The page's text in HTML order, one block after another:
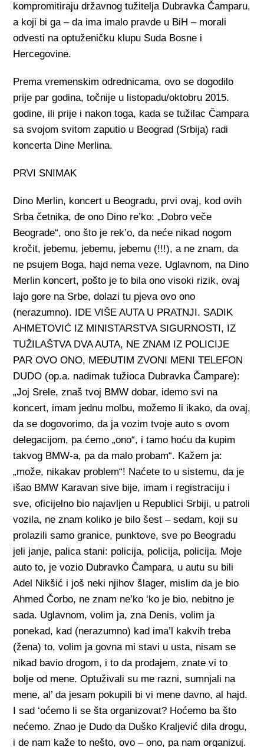
kompromitiraju državnog tužitelja Dubravka Čamparu,
a koji bi ga – da ima imalo pravde u BiH – morali
odvesti na optuženičku klupu Suda Bosne i
Hercegovine.
Prema vremenskim odrednicama, ovo se dogodilo
prije par godina, točnije u listopadu/oktobru 2015.
godine, ili prije i nakon toga, kada se tužilac Čampara
sa svojom svitom zaputio u Beograd (Srbija) radi
koncerta Dine Merlina.
PRVI SNIMAK
Dino Merlin, koncert u Beogradu, prvi ovaj, kod ovih
Srba četnika, đe ono Dino re’ko: „Dobro veče
Beograde“, ono što je rek’o, da neće nikad nogom
kročit, jebemu, jebemu, jebemu (!!!), a ne znam, da
ne psujem Boga, hajd nema veze. Uglavnom, na Dino
Merlin koncert, pošto je to bila ono visoki rizik, ovaj
lajo gore na Srbe, dolazi tu pjeva ovo ono
(nerazumno). IDE VIŠE AUTA U PRATNJI. SADIK
AHMETOVIĆ IZ MINISTARSTVA SIGURNOSTI, IZ
TUŽILAŠTVA DVA AUTA, NE ZNAM IZ POLICIJE
PAR OVO ONO, MEĐUTIM ZVONI MENI TELEFON
DUDO (op.a. nadimak tužioca Dubravka Čampare):
„Joj Srele, znaš tvoj BMW dobar, idemo svi na
koncert, imam jednu molbu, možemo li ikako, da ovaj,
da se dogovorimo, da ja vozim tvoje auto s ovom
delegacijom, pa ćemo „ono“, i tamo hoću da kupim
takvog BMW-a, pa da malo probam“. Kažem ja:
„može, nikakav problem“! Naćete to u sistemu, da je
išao BMW Karavan sive bije, imam i registraciju i
sve, oficijelno bio najavljen u Republici Srbiji, u patroli
vozila, ne znam koliko je bilo šest – sedam, koji su
prolazili samo granice, punktove, sve po Beogradu
jeli janje, palica stani: policija, policija, policija. Moje
auto to, je vozio Dubravko Čampara, u autu su bili
Adel Nikšić i još neki njihov šlager, mislim da je bio
Ahmed Čorbo, ne znam ne’ko ‘ko je bio, nebitno je
sada. Uglavnom, volim ja, zna Denis, volim ja
ponekad, kad (nerazumno) kad ima’l kakvih treba
(žena) to, volim ja govna mi stavi u usta, nisam se
nikad bavio drogom, i to da prodajem, znate vi to
bolje od mene. Optuživali su me razni, sumnjali na
mene, al’ da jesam pokupili bi vi mene davno, al hajd.
I sad ‘oćemo li se šta organizovat? Hoćemo ba što
nećemo. Znao je Dudo da Duško Kraljević dila drogu,
i de nam kaže to nešto, ovo – ono, pa nam organizuj.